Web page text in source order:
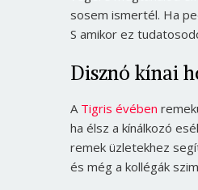
sosem ismertél. Ha
S amikor ez
Disznó kínai
A Tigris évében
ha élsz a kínálkozó
remek üzletekhez
és még a kollégák